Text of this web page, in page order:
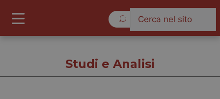
Studi e Analisi